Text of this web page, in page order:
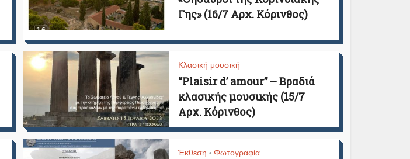
Γης» (16/7 Αρχ. Κόρινθος)
Κλασική μουσική
“Plaisir d’ amour” – Βραδιά
κλασικής μουσικής (15/7
Αρχ. Κόρινθος)
Έκθεση • Φωτογραφία